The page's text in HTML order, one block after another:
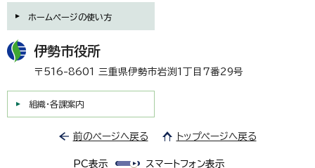
ホームページの使い方
伊勢市役所
〒516-8601 三重県伊勢市岩渕1丁目7番29号
組織・各課案内
前のページへ戻る トップページへ戻る
PC表示 スマートフォン表示